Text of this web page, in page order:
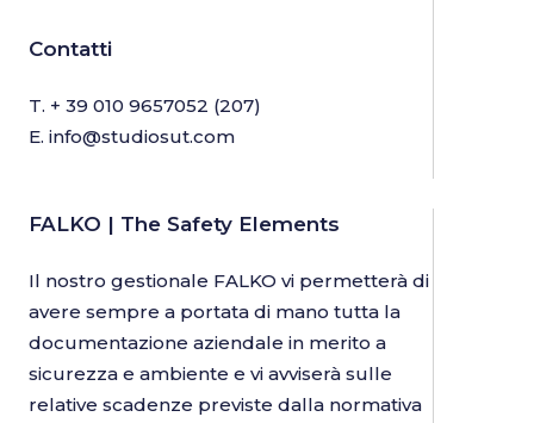
Contatti
T. + 39 010 9657052 (207)
E. info@studiosut.com
FALKO | The Safety Elements
Il nostro gestionale FALKO vi permetterà di
avere sempre a portata di mano tutta la
documentazione aziendale in merito a
sicurezza e ambiente e vi avviserà sulle
relative scadenze previste dalla normativa